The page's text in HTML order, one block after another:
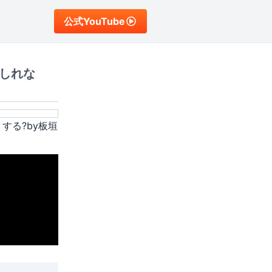
公式YouTube
れな
る?by板垣